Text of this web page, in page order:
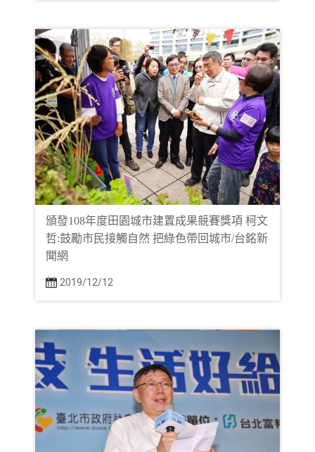
頒發108年度田園城市建置成果競賽獎項 柯文
哲:鼓勵市民接觸自然 把綠色帶回城市/台銘新
聞網
2019/12/12